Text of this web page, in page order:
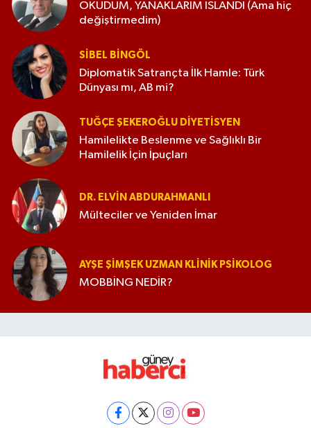
OKUDUM, YANAKLARIM ISLANDI (Ama hiç
değiştirmedim)
SIBEL BINGÖL
Diplomatik Satrançta İlk Hamle: Türk
Dünyası mı, AB mi?
TUĞÇE ŞEKEROĞLU DIYETISYEN
Hamilelikte Beslenme ve Sağlıklı Bir
Hamilelik İçin İpuçları
DR. ELVIN ABDURAHMANLI
Mülteciler ve Yeniden İmar
AYŞE ŞIMŞEK UZMAN KLINIK PSIKOLOG
MOBBİNG NEDİR?